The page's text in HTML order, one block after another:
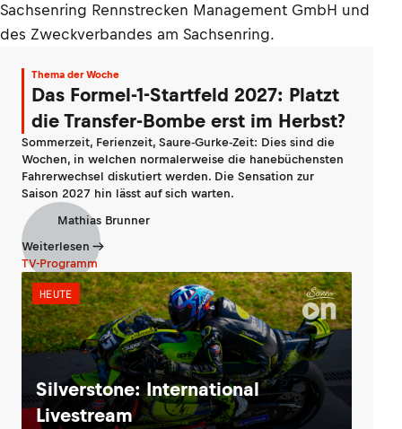
Sachsenring Rennstrecken Management GmbH und
des Zweckverbandes am Sachsenring.
Thema der Woche
Das Formel-1-Startfeld 2027: Platzt
die Transfer-Bombe erst im Herbst?
Sommerzeit, Ferienzeit, Saure-Gurke-Zeit: Dies sind die
Wochen, in welchen normalerweise die hanebüchensten
Fahrerwechsel diskutiert werden. Die Sensation zur
Saison 2027 hin lässt auf sich warten.
Mathias Brunner
Weiterlesen
TV-Programm
HEUTE
Silverstone: International
Livestream